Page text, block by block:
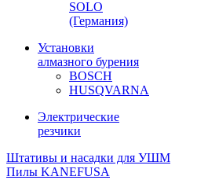
SOLO
(Германия)
Установки
алмазного бурения
BOSCH
HUSQVARNA
Электрические
резчики
Штативы и насадки для УШМ
Пилы KANEFUSA